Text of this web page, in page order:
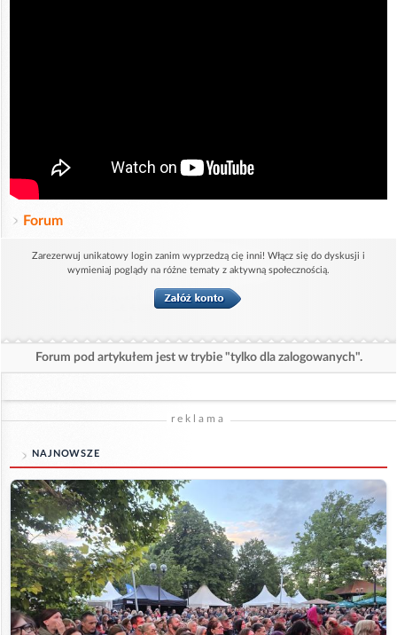
Forum
Zarezerwuj unikatowy login zanim wyprzedzą cię inni! Włącz się do dyskusji i
wymieniaj poglądy na różne tematy z aktywną społecznością.
Forum pod artykułem jest w trybie "tylko dla zalogowanych".
reklama
NAJNOWSZE